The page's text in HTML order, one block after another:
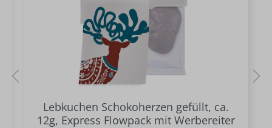
Lebkuchen Schokoherzen gefüllt, ca.
12g, Express Flowpack mit Werbereiter